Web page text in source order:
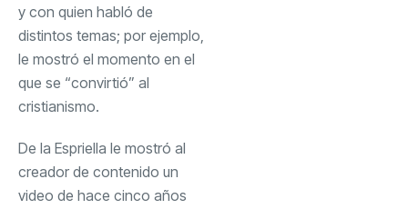
y con quien habló de
distintos temas; por ejemplo,
le mostró el momento en el
que se “convirtió” al
cristianismo.
De la Espriella le mostró al
creador de contenido un
video de hace cinco años